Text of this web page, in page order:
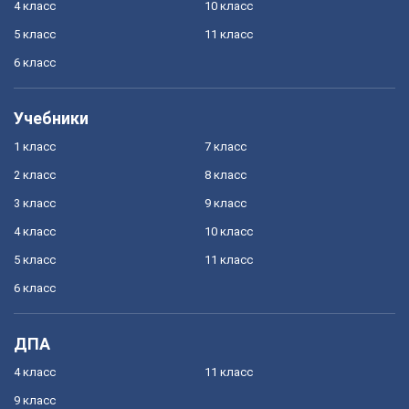
4 класс
5 класс
6 класс
10 класс
11 класс
Учебники
1 класс
2 класс
3 класс
4 класс
5 класс
6 класс
7 класс
8 класс
9 класс
10 класс
11 класс
ДПА
4 класс
9 класс
11 класс